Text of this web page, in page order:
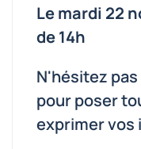
Le mardi 22
de 14h
N'hésitez
pour poser
exprimer vos